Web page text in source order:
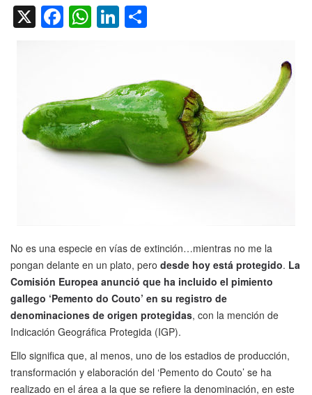
X Facebook
WhatsApp
LinkedIn
No es una especie en vías de extinción…mientras no me la
pongan delante en un plato, pero desde hoy está protegido. La
Comisión Europea anunció que ha incluido el pimiento
gallego ‘Pemento do Couto’ en su registro de
denominaciones de origen protegidas, con la mención de
Indicación Geográfica Protegida (IGP).
Ello significa que, al menos, uno de los estadios de producción,
transformación y elaboración del ‘Pemento do Couto’ se ha
realizado en el área a la que se refiere la denominación, en este